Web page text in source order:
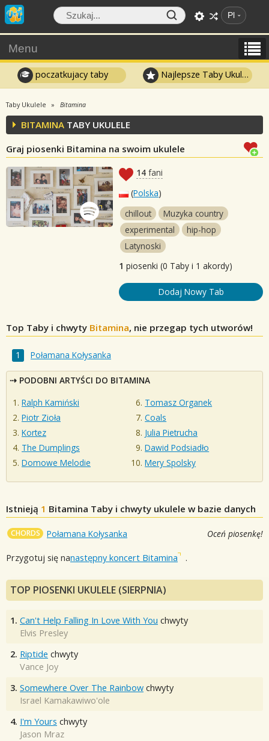
Pl
Menu
poczatkujacy taby Najlepsze Taby Ukulele
Taby Ukulele Bitamina
BITAMINA TABY UKULELE
Graj piosenki Bitamina na swoim ukulele
14 fani
(Polska)
chillout
Muzyka country
experimental
hip-hop
Latynoski
1 piosenki (0 Taby i 1 akordy)
Dodaj Nowy Tab
Top Taby i chwyty Bitamina, nie przegap tych utworów!
Połamana Kołysanka
PODOBNI ARTYŚCI DO BITAMINA
Ralph Kamiński
Piotr Zioła
Kortez
The Dumplings
Domowe Melodie
Tomasz Organek
Coals
Julia Pietrucha
Dawid Podsiadło
Mery Spolsky
Istnieją 1 Bitamina Taby i chwyty ukulele w bazie danych
CHORDS Połamana Kołysanka Oceń piosenkę!
Przygotuj się nanastępny koncert Bitamina .
TOP PIOSENKI UKULELE (SIERPNIA)
1. Can't Help Falling In Love With You chwyty
Elvis Presley
2. Riptide chwyty
Vance Joy
3. Somewhere Over The Rainbow chwyty
Israel Kamakawiwo'ole
4. I'm Yours chwyty
Jason Mraz